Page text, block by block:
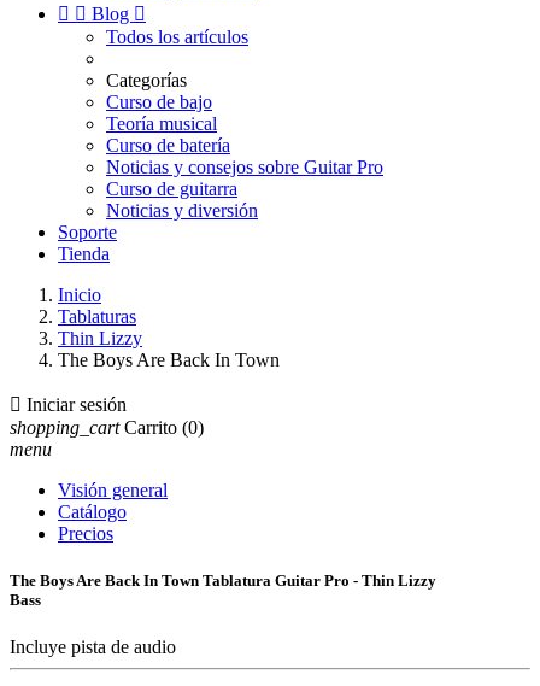
  Blog 
Todos los artículos
Categorías
Curso de bajo
Teoría musical
Curso de batería
Noticias y consejos sobre Guitar Pro
Curso de guitarra
Noticias y diversión
Soporte
Tienda
Inicio
Tablaturas
Thin Lizzy
The Boys Are Back In Town
 Iniciar sesión
shopping_cart Carrito (0)
menu
Visión general
Catálogo
Precios
The Boys Are Back In Town Tablatura Guitar Pro - Thin Lizzy
Bass
Incluye pista de audio